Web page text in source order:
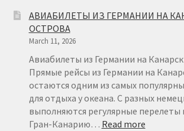
АВИАБИЛЕТЫ ИЗ ГЕРМАНИИ НА
ОСТРОВА
March 11, 2026
Авиабилеты из Германии на
Прямые рейсы из Германии на
остаются одним из самых
для отдыха у океана. С разных
выполняются регулярные перелеты
Гран-Канарию… Read more: